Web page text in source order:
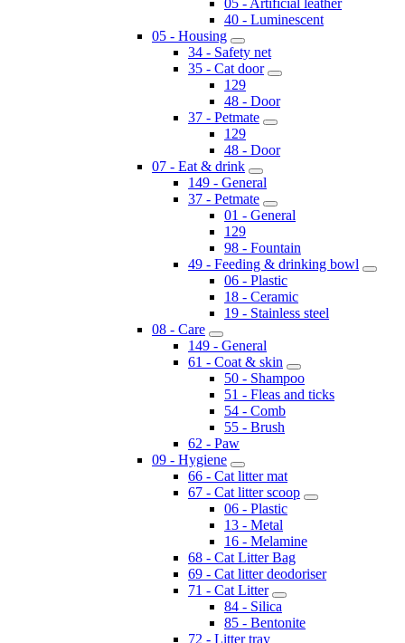
40 - Luminescent
05 - Housing
34 - Safety net
35 - Cat door
129
48 - Door
37 - Petmate
129
48 - Door
07 - Eat & drink
149 - General
37 - Petmate
01 - General
129
98 - Fountain
49 - Feeding & drinking bowl
06 - Plastic
18 - Ceramic
19 - Stainless steel
08 - Care
149 - General
61 - Coat & skin
50 - Shampoo
51 - Fleas and ticks
54 - Comb
55 - Brush
62 - Paw
09 - Hygiene
66 - Cat litter mat
67 - Cat litter scoop
06 - Plastic
13 - Metal
16 - Melamine
68 - Cat Litter Bag
69 - Cat litter deodoriser
71 - Cat Litter
84 - Silica
85 - Bentonite
72 - Litter tray